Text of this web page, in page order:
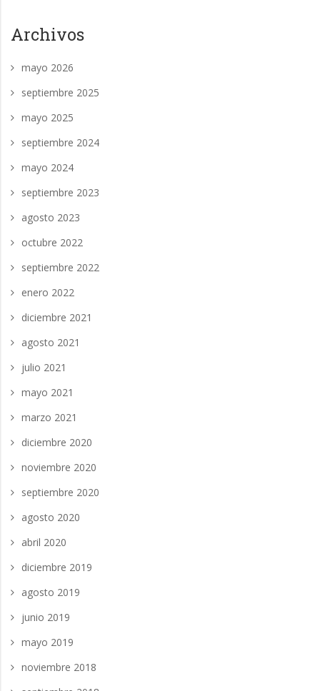
Archivos
mayo 2026
septiembre 2025
mayo 2025
septiembre 2024
mayo 2024
septiembre 2023
agosto 2023
octubre 2022
septiembre 2022
enero 2022
diciembre 2021
agosto 2021
julio 2021
mayo 2021
marzo 2021
diciembre 2020
noviembre 2020
septiembre 2020
agosto 2020
abril 2020
diciembre 2019
agosto 2019
junio 2019
mayo 2019
noviembre 2018